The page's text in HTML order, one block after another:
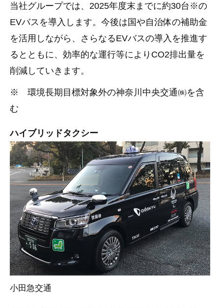
当社グループでは、2025年度末までに約30台※の
EVバスを導入します。今後は国や自治体の補助金
を活用しながら、さらなるEVバスの導入を推進す
るとともに、効率的な運行等によりCO2排出量を
削減していきます。
※ 環境長期目標対象外の神奈川中央交通㈱を含
む
ハイブリッドタクシー
小田急交通